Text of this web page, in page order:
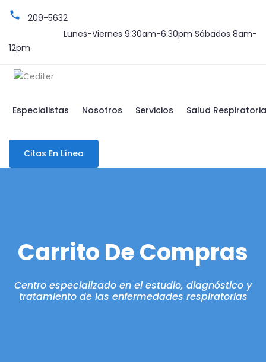
phone
209-5632
Lunes-Viernes 9:30am-6:30pm Sábados 8am-
12pm
Especialistas Nosotros Servicios Salud
Citas En Línea
Carrito De Compras
Centro especializado en el estudio, diagnóstico y
tratamiento de las enfermedades respiratorias